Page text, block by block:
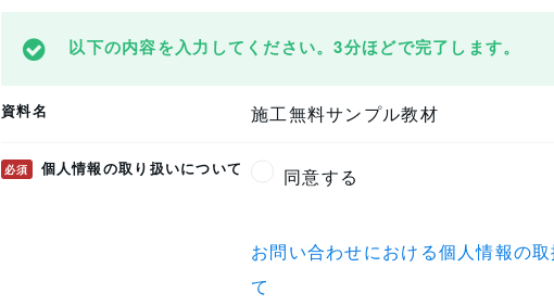
以下の内容を入力してください。3分ほどで完了します。
資料名 施工無料サンプル教材
必須 個人情報の取り扱いについて 同意する
お問い合わせにおける個人情報の
て